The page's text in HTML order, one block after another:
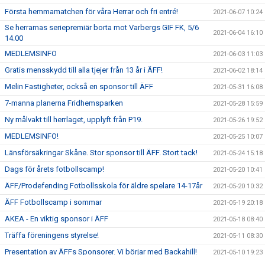
Första hemmamatchen för våra Herrar och fri entré! 2021-06-07 10:24
Se herrarnas seriepremiär borta mot Varbergs GIF FK, 5/6
14.00
2021-06-04 16:10
MEDLEMSINFO 2021-06-03 11:03
Gratis mensskydd till alla tjejer från 13 år i ÄFF! 2021-06-02 18:14
Melin Fastigheter, också en sponsor till ÄFF 2021-05-31 16:08
7-manna planerna Fridhemsparken 2021-05-28 15:59
Ny målvakt till herrlaget, upplyft från P19. 2021-05-26 19:52
MEDLEMSINFO! 2021-05-25 10:07
Länsförsäkringar Skåne. Stor sponsor till ÄFF. Stort tack! 2021-05-24 15:18
Dags för årets fotbollscamp! 2021-05-20 10:41
ÄFF/Prodefending Fotbollsskola för äldre spelare 14-17år 2021-05-20 10:32
ÄFF Fotbollscamp i sommar 2021-05-19 20:18
AKEA - En viktig sponsor i ÄFF 2021-05-18 08:40
Träffa föreningens styrelse! 2021-05-11 08:30
Presentation av ÄFFs Sponsorer. Vi börjar med Backahill! 2021-05-10 19:23